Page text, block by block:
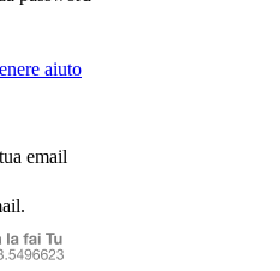
aiuto
email